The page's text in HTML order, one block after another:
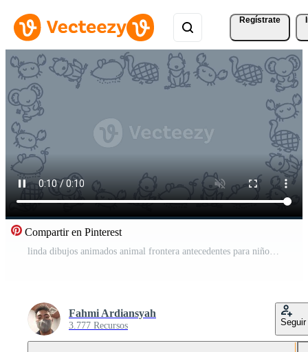
Regístrate
Compartir en Pinterest
linda dibujos animados animal frontera antecedentes para niños videos y proyectos Vídeo Pro
Fahmi Ardiansyah
3.777 Recursos Seguir